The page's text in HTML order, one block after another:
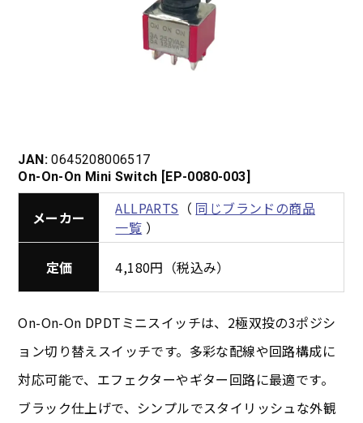
JAN: 0645208006517
On-On-On Mini Switch [EP-0080-003]
メーカー ALLPARTS （ 同じブランドの商品
一覧 ）
定価 4,180円（税込み）
On-On-On DPDTミニスイッチは、2極双投の3ポジシ
ョン切り替えスイッチです。多彩な配線や回路構成に
対応可能で、エフェクターやギター回路に最適です。
ブラック仕上げで、シンプルでスタイリッシュな外観